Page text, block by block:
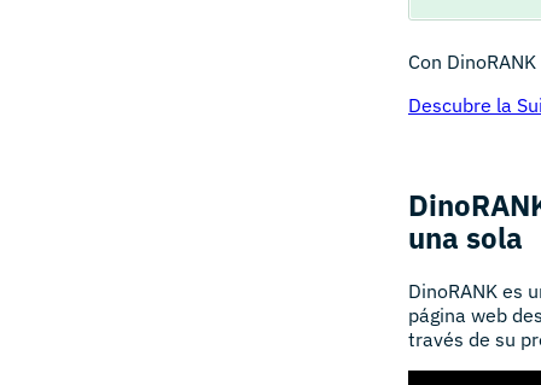
Con
Descubre la
una sola
DinoRANK es
página web
través de su